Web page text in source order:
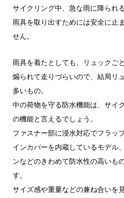
サイクリング中、急な雨に降られ
雨具を取り出すためには安全に止
せん。
雨具を着たとしても、リュックご
煽られて走りづらいので、結局リ
多いもの。
中の荷物を守る防水機能は、サイ
の機能と言えるでしょう。
ファスナー部に浸水対応でフラッ
インカバーを内蔵しているモデル
ンなどのきわめて防水性の高いも
す。
サイズ感や重量などの兼ね合いを